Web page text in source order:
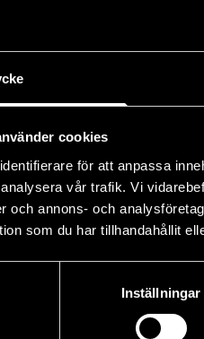
cookies
för att anpassa
vår trafik. Vi
och annons- och
som du har tillhandahållit
Inställningar
GK / Bilbolaget
PLATS
Piteå GK